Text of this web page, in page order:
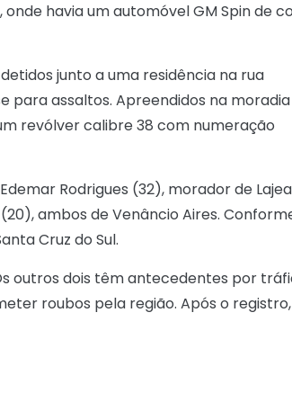
havia um automóvel GM Spin de
junto a uma residência na rua
para assaltos. Apreendidos na
revólver calibre 38 com numeração
Rodrigues (32), morador de
ambos de Venâncio Aires.
Cruz do Sul.
outros dois têm antecedentes por
roubos pela região. Após o